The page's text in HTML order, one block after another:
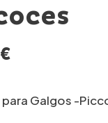
€Rango
precios:
Galgos -